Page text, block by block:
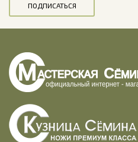
ПОДПИСАТЬСЯ